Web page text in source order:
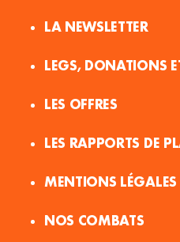
LA NEWSLETTER
LEGS, DONATIONS
LES OFFRES
LES RAPPORTS DE
MENTIONS LÉGALES
NOS COMBATS